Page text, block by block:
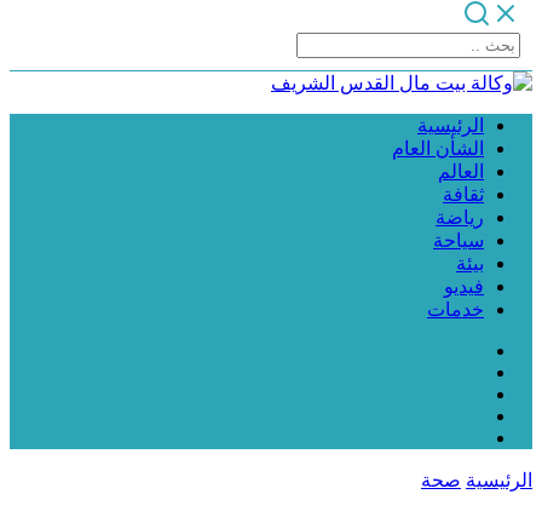
الرئيسية
الشأن العام
العالم
ثقافة
رياضة
سياحة
بيئة
فيديو
خدمات
الرئيسية صحة